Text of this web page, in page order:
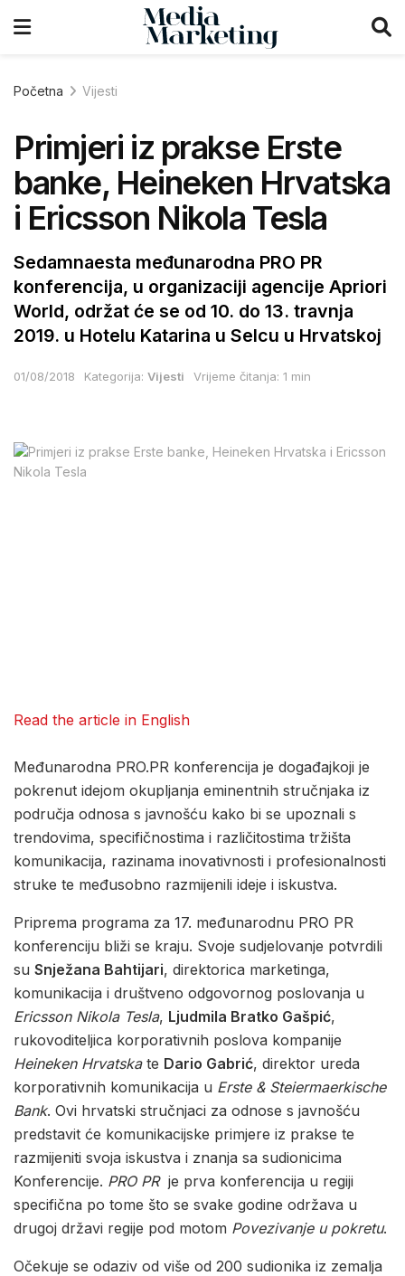
Početna Vijesti
Primjeri iz prakse Erste
banke, Heineken Hrvatska
i Ericsson Nikola Tesla
Sedamnaesta međunarodna PRO PR
konferencija, u organizaciji agencije Apriori
World, održat će se od 10. do 13. travnja
2019. u Hotelu Katarina u Selcu u Hrvatskoj
01/08/2018 Kategorija: Vijesti Vrijeme čitanja: 1 min
Read the article in English
Međunarodna PRO.PR konferencija je događajkoji je
pokrenut idejom okupljanja eminentnih stručnjaka iz
područja odnosa s javnošću kako bi se upoznali s
trendovima, specifičnostima i različitostima tržišta
komunikacija, razinama inovativnosti i profesionalnosti
struke te međusobno razmijenili ideje i iskustva.
Priprema programa za 17. međunarodnu PRO PR
konferenciju bliži se kraju. Svoje sudjelovanje potvrdili
su Snježana Bahtijari, direktorica marketinga,
komunikacija i društveno odgovornog poslovanja u
Ericsson Nikola Tesla, Ljudmila Bratko Gašpić,
rukovoditeljica korporativnih poslova kompanije
Heineken Hrvatskate Dario Gabrić, direktor ureda
korporativnih komunikacija u Erste & Steiermaerkische
Bank. Ovi hrvatski stručnjaci za odnose s javnošću
predstavit će komunikacijske primjere iz prakse te
razmijeniti svoja iskustva i znanja sa sudionicima
Konferencije. PRO PRje prva konferencija u regiji
specifična po tome što se svake godine održava u
drugoj državi regije pod motom Povezivanje u pokretu.
Očekuje se odaziv od više od 200 sudionika iz zemalja